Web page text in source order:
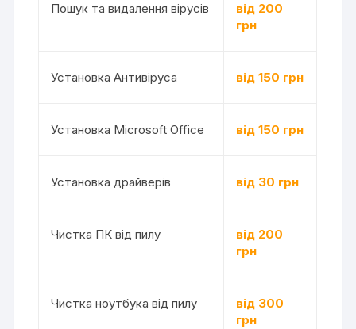
Пошук та видалення вірусів
від 200
грн
Установка Антивіруса від 150 грн
Установка Microsoft Office від 150 грн
Установка драйверів від 30 грн
Чистка ПК від пилу
від 200
грн
Чистка ноутбука від пилу
від 300
грн